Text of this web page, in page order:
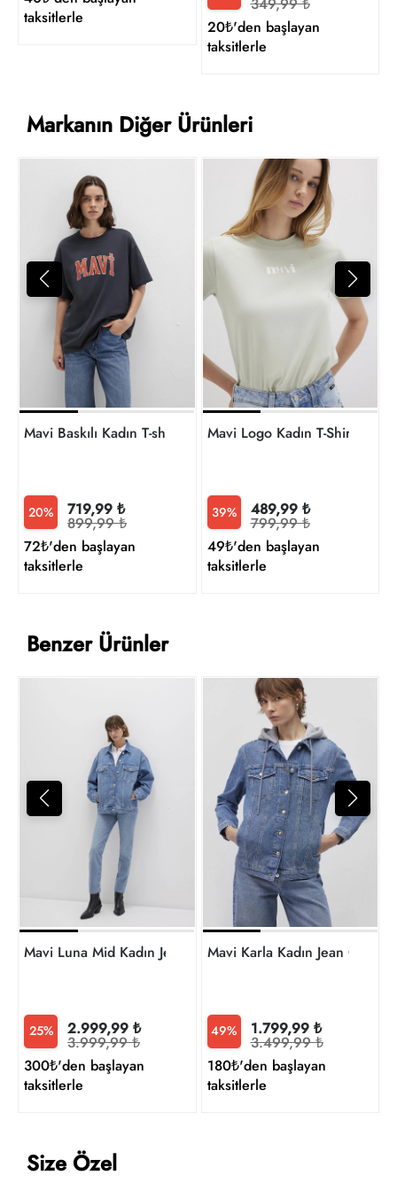
taksitlerle
349,99 ₺
20₺'den başlayan
taksitlerle
Markanın Diğer Ürünleri
Mavi Baskılı Kadın T-shirt M1600843-82185
20% 719,99 ₺
899,99 ₺
72₺'den başlayan
taksitlerle
Mavi Logo Kadın T-Shirt
39% 489,99 ₺
799,99 ₺
49₺'den başlayan
taksitlerle
Benzer Ürünler
Mavi Luna Mid Kadın Jean Ceket M1110177-90545
25% 2.999,99 ₺
3.999,99 ₺
300₺'den başlayan
taksitlerle
Mavi Karla Kadın Jean Ceket
49% 1.799,99 ₺
3.499,99 ₺
180₺'den başlayan
taksitlerle
Size Özel